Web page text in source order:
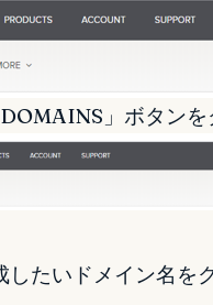
」ボタンを
たいドメイン名を